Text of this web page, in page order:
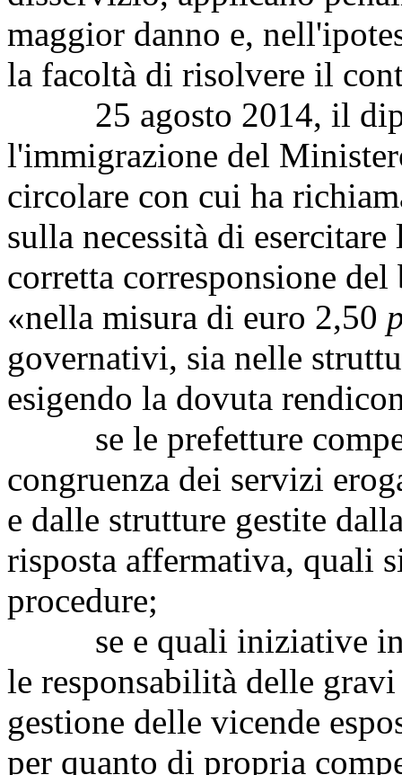
maggior danno e,
la facoltà di risolvere il
25 agosto 2014, il
l'immigrazione del
circolare con cui ha
sulla necessità di
corretta corresponsione
«nella misura di euro 2,50
governativi, sia nelle
esigendo la dovuta
se le prefetture
congruenza dei servizi
e dalle strutture gestite
risposta affermativa, quali
procedure;
se e quali iniziative
le responsabilità delle
gestione delle vicende
per quanto di propria